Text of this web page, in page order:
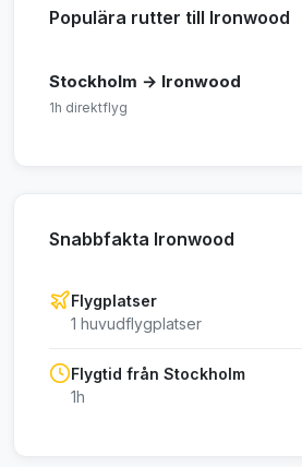
Populära rutter till Ironwood
Stockholm → Ironwood
1h direktflyg
Snabbfakta Ironwood
Flygplatser
1 huvudflygplatser
Flygtid från Stockholm
1h